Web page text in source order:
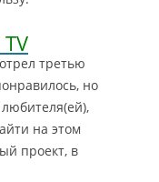
к
У
р
л
третью
но
на этом
проект, в